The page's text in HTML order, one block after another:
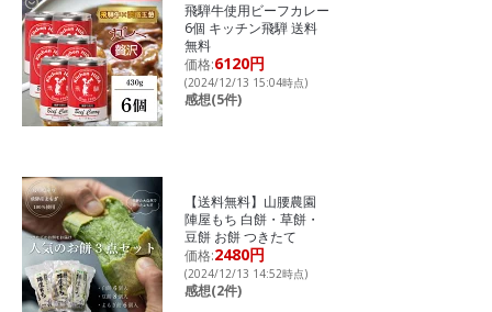
飛騨牛使用ビーフカレー
6個 キッチン飛騨 送料
無料
価格:6120円
(2024/12/13 15:04時点)
感想(5件)
【送料無料】山腰農園
陣屋もち 白餅・草餅・
豆餅 お餅 つきたて
価格:2480円
(2024/12/13 14:52時点)
感想(2件)